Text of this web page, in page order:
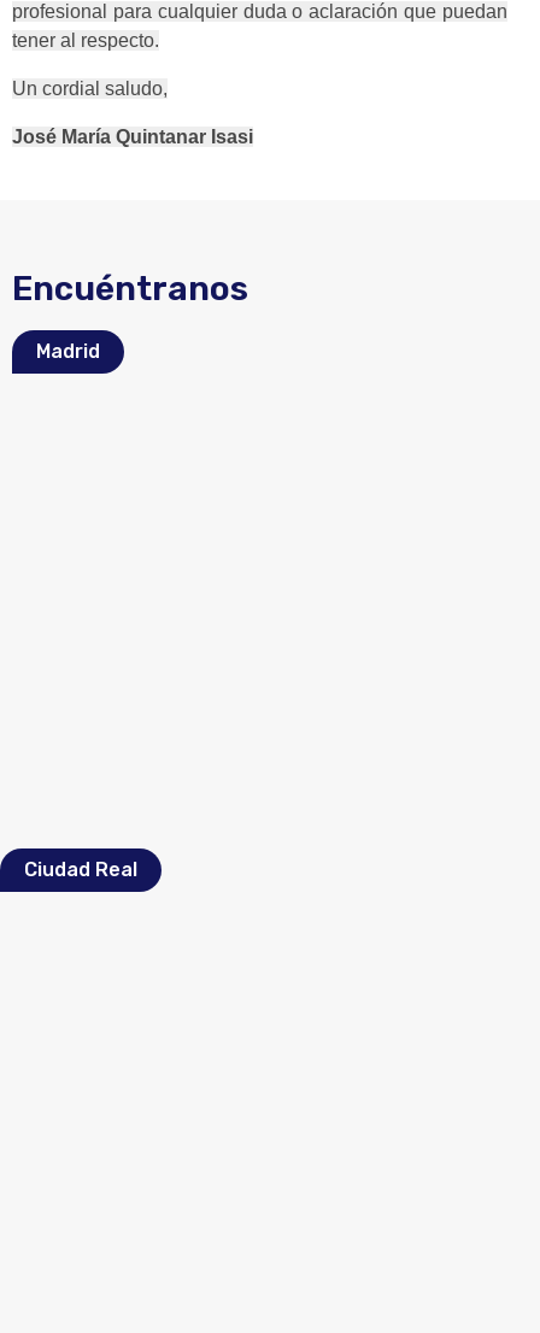
profesional para cualquier duda o aclaración que puedan
tener al respecto.
Un cordial saludo,
José María Quintanar Isasi
Encuéntranos
Madrid
Ciudad Real